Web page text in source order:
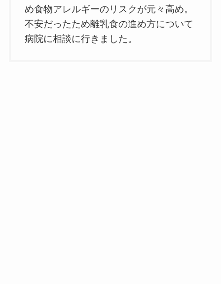
め食物アレルギーのリスクが元々高め。
不安だったため離乳食の進め方について
病院に相談に行きました。